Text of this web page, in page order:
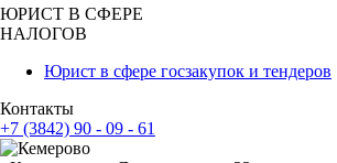
ЮРИСТ В СФЕРЕ
НАЛОГОВ
Юрист в сфере госзакупок и тендеров
Контакты
+7 (3842) 90 - 09 - 61